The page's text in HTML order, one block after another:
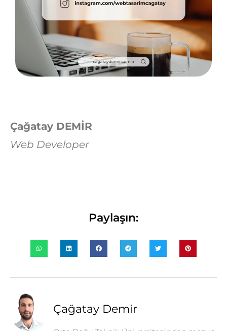
Çağatay DEMİR
Web Developer
Paylaşın:
Çağatay Demir